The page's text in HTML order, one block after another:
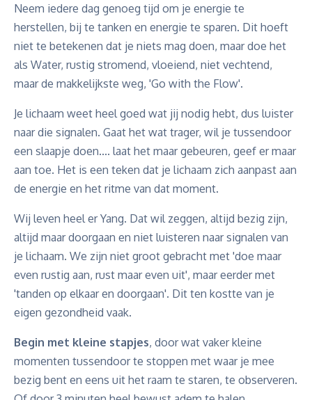
Neem iedere dag genoeg tijd om je energie te
herstellen, bij te tanken en energie te sparen. Dit hoeft
niet te betekenen dat je niets mag doen, maar doe het
als Water, rustig stromend, vloeiend, niet vechtend,
maar de makkelijkste weg, 'Go with the Flow'.
Je lichaam weet heel goed wat jij nodig hebt, dus luister
naar die signalen. Gaat het wat trager, wil je tussendoor
een slaapje doen.... laat het maar gebeuren, geef er maar
aan toe. Het is een teken dat je lichaam zich aanpast aan
de energie en het ritme van dat moment.
Wij leven heel er Yang. Dat wil zeggen, altijd bezig zijn,
altijd maar doorgaan en niet luisteren naar signalen van
je lichaam. We zijn niet groot gebracht met 'doe maar
even rustig aan, rust maar even uit', maar eerder met
'tanden op elkaar en doorgaan'. Dit ten kostte van je
eigen gezondheid vaak.
Begin met kleine stapjes, door wat vaker kleine
momenten tussendoor te stoppen met waar je mee
bezig bent en eens uit het raam te staren, te observeren.